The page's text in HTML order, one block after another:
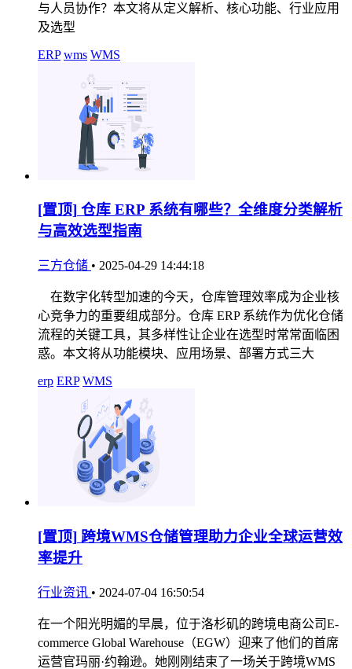
与人员协作？本文将从定义解析、核心功能、行业应用
及选型
ERP wms WMS
[置顶] 仓库 ERP 系统有哪些？全维度分类解析
与高效选型指南
三方仓储 • 2025-04-29 14:44:18
在数字化转型加速的今天，仓库管理效率成为企业核
心竞争力的重要组成部分。仓库 ERP 系统作为优化仓储
流程的关键工具，其多样性让企业在选型时常常面临困
惑。本文将从功能模块、应用场景、部署方式三大
erp ERP WMS
[置顶] 跨境WMS仓储管理助力企业全球运营效
率提升
行业资讯 • 2024-07-04 16:50:54
在一个阳光明媚的早晨，位于洛杉矶的跨境电商公司E-
commerce Global Warehouse（EGW）迎来了他们的首席
运营官玛丽·约翰逊。她刚刚结束了一场关于跨境WMS